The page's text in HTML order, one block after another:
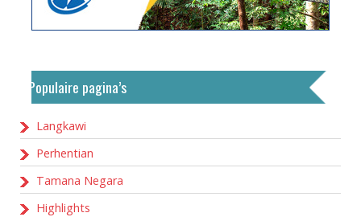
Populaire pagina’s
Langkawi
Perhentian
Tamana Negara
Highlights